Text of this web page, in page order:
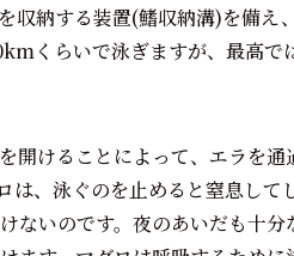
収納する装置(鰭収納溝)を備え
くらいで泳ぎますが、最高
開けることによって、エラを
、泳ぐのを止めると窒息して
ないのです。夜のあいだも十